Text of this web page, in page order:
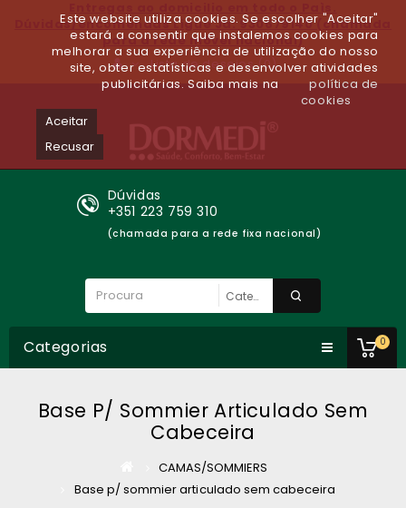
Dúvidas/encomendas Ligue Já: 930679140 (chamada
para a rede móvel nacional)
Lista de desejos (0)
0
Dúvidas
+351 223 759 310
(chamada para a rede fixa nacional)
Categorias
Base P/ Sommier Articulado Sem
Cabeceira
CAMAS/SOMMIERS
Base p/ sommier articulado sem cabeceira
Este website utiliza cookies. Se escolher "Aceitar"
estará a consentir que instalemos cookies para
melhorar a sua experiência de utilização do nosso
site, obter estatísticas e desenvolver atividades
publicitárias. Saiba mais na
política de
cookies
Aceitar
Recusar